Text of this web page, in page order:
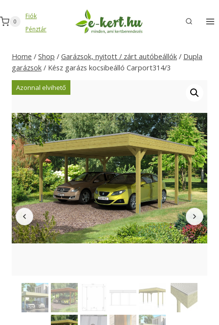
to
content
0
Fiók
Pénztár
Home / Shop / Garázsok, nyitott / zárt autóbeállók / Dupla
garázsok / Kész garázs kocsibeálló Carport314/3
Azonnal elvihető